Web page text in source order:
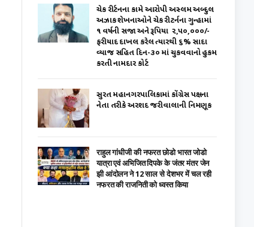
ચેક રીર્ટનના કામે આરોપી અસ્લમ અબ્દુલ
અઝાક શેખનાઓને ચેક રીટર્નના ગુન્હામાં
૧ વર્ષની સજા અને રૂપિયા ₹ ૨,૫૦,૦૦૦/-
ફરીયાદ દાખલ કરેલ ત્યારથી ૬% સાદા
વ્યાજ સહિત દિન-૩૦ માં ચુકવવાનો હુકમ
કરતી નામદાર કોર્ટ
સુરત મહાનગરપાલિકામાં કોંગ્રેસ પક્ષના
નેતા તરીકે અરશદ જરીવાલાની નિમણૂક
राहुल गांधीजी की नफरत छोडो भारत जोडो
यात्रा एवं अभिजित दिपके के जंतर मंतर जेन
झी आंदोलन ने 12 साल से देशभर में चल रही
नफरत की राजनिती को ध्वस्त किया